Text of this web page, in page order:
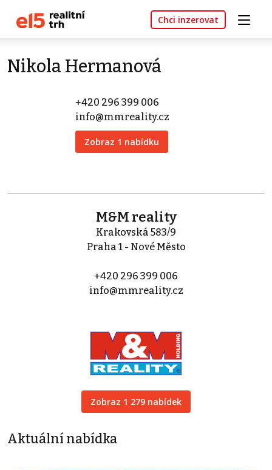
Chci inzerovat
Nikola Hermanová
+420 296 399 006
info@mmreality.cz
Zobraz 1 nabídku
M&M reality
Krakovská 583/9
Praha 1 - Nové Město
+420 296 399 006
info@mmreality.cz
Zobraz 1 279 nabídek
Aktuální nabídka